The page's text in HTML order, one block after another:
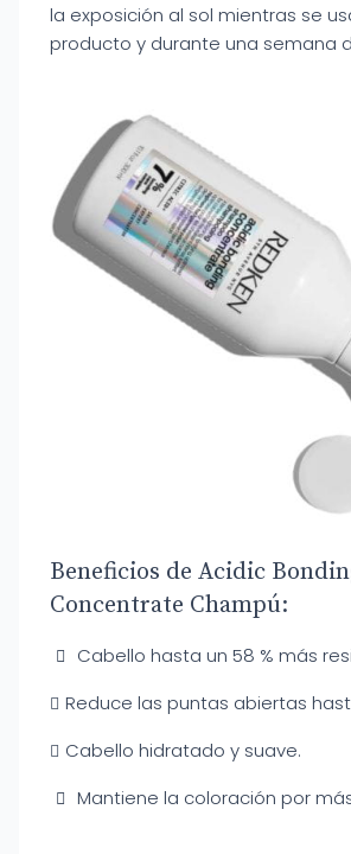
la exposición al sol mientras se
producto y durante una semana
Beneficios de Acidic
Concentrate Champú:
Cabello hasta un 58 % más
Reduce las puntas abiertas
Cabello hidratado y suave.
Mantiene la coloración por